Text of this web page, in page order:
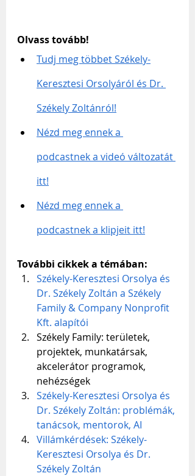
Olvass tovább!
Tudj meg többet Székely-
Keresztesi Orsolyáról és Dr.
Székely Zoltánról!
Nézd meg ennek a
podcastnek a videó változatát
itt!
Nézd meg ennek a
podcastnek a klipjeit itt!
További cikkek a témában:
Székely-Keresztesi Orsolya és
Dr. Székely Zoltán a Székely
Family & Company Nonprofit
Kft. alapítói
Székely Family: területek,
projektek, munkatársak,
akcelerátor programok,
nehézségek
Székely-Keresztesi Orsolya és
Dr. Székely Zoltán: problémák,
tanácsok, mentorok, AI
Villámkérdések: Székely-
Keresztesi Orsolya és Dr.
Székely Zoltán